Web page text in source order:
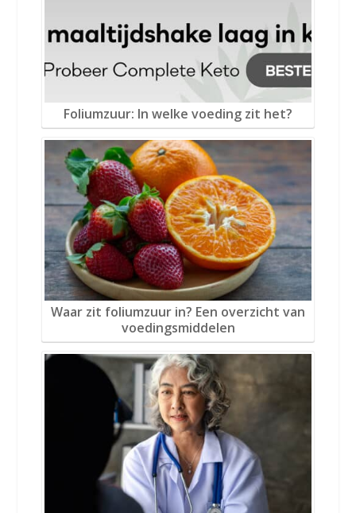
Foliumzuur: In welke voeding zit het?
Waar zit foliumzuur in? Een overzicht van
voedingsmiddelen